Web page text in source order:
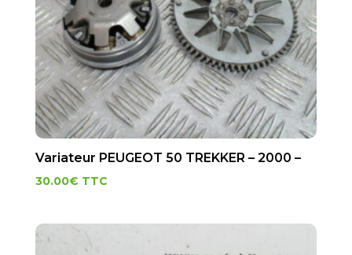
Variateur PEUGEOT 50 TREKKER – 2000 –
30.00€ TTC